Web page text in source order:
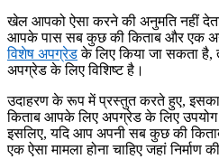
खेल आपको ऐसा करने की अनुमति नहीं
आपके पास सब कुछ की किताब और एक
विशेष अपग्रेडके लिए किया जा सकता है,
अपग्रेड के लिए विशिष्ट है।
उदाहरण के रूप में प्रस्तुत करते हुए,
किताब आपके लिए अपग्रेड के लिए उपयोग
इसलिए, यदि आप अपनी सब कुछ की
एक ऐसा मामला होना चाहिए जहां निर्माण